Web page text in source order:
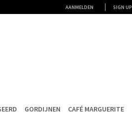
AANMELDEN SIGN UP
GORDIJNEN CAFÉ MARGUERITE